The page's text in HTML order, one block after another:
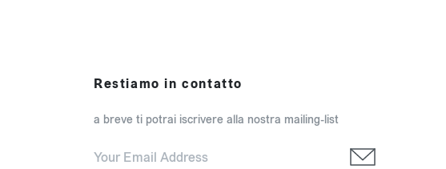
Restiamo in contatto
a breve ti potrai iscrivere alla nostra mailing-list